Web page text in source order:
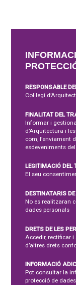
RESPONSABLE
Col·legi
FINALITAT DEL
Informar i
d’Arquitectura i
com, l’enviament
esdeveniments
LEGITIMACIÓ DEL
El seu
DESTINATARIS
No es realitzaran
dades personals
DRETS DE LES
Accedir, rectificar i
d’altres drets
INFORMACIÓ
Pot consultar la
protecció de